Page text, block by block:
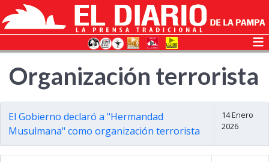
Organización terrorista
El Gobierno declaró a "Hermandad
Musulmana" como organización terrorista
14 Enero
2026